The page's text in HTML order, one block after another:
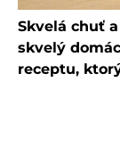
Skvelá chuť
skvelý
receptu,